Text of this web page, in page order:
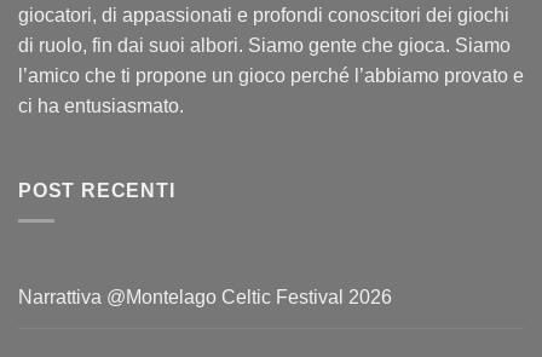
giocatori, di appassionati e profondi conoscitori dei giochi
di ruolo, fin dai suoi albori. Siamo gente che gioca. Siamo
l’amico che ti propone un gioco perché l’abbiamo provato e
ci ha entusiasmato.
POST RECENTI
Narrattiva @Montelago Celtic Festival 2026